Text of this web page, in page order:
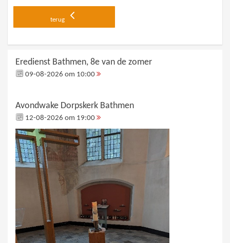
terug
Eredienst Bathmen, 8e van de zomer
09-08-2026 om 10:00
Avondwake Dorpskerk Bathmen
12-08-2026 om 19:00